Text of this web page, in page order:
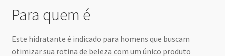
Para quem é
Este hidratante é indicado para homens que buscam
otimizar sua rotina de beleza com um único produto